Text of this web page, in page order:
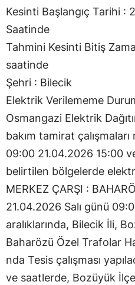
Kesinti Başlangıç Tarihi :
Saatinde
Tahmini Kesinti Bitiş
saatinde
Şehri : Bilecik
Elektrik Verilememe
Osmangazi Elektrik
bakım tamirat
09:00 21.04.2026 15:00
belirtilen bölgelerde
MERKEZ ÇARŞI :
21.04.2026 Salı günü
aralıklarında, Bilecik İli,
Baharözü Özel Trafolar
nda Tesis çalışması
ve saatlerde, Bozüyük